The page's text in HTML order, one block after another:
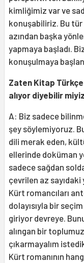
kimliğimiz var ve
konuşabiliriz. Bu tür
azından başka
yapmaya başladı.
konuşulmaya
Zaten Kitap
alıyor diyebilir
A: Biz sadece
şey söylemiyoruz.
dili merak eden,
ellerinde doküman
sadece sağdan
çevrilen az sayıdaki
Kürt romancıları
dolayısıyla bir
giriyor devreye.
alıngan bir
çıkarmayalım
Kürt romanının